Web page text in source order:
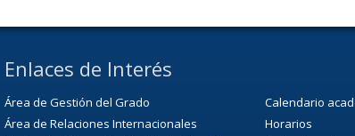
Enlaces de Interés
Área de Gestión del Grado
Área de Relaciones Internacionales
Calendario
Horarios